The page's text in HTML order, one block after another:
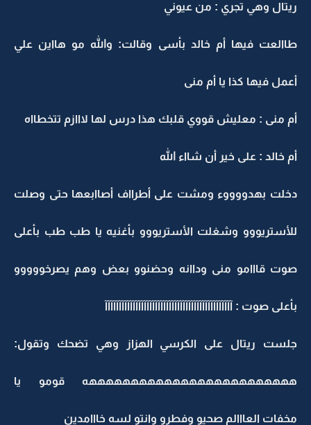
ريتال وهي تجري : من عيوني
طاالعت فيها أم خالد بأسى وقالت: والله مو هااين علي
أعمل فيها كذا يا أم منى
أم منى : معليش قووي قلبك هذا درس لها لااازم تتخطااه
أم خالد : على خير أن شااء الله
دخلت بهدووووء ومشت على أطرااف أصاابعها حتى وصلت
للأستريووو وشغلت الأستريووو بأغنيه يا طب طب بأعلى
صوت قااامو منى وداانه وحضنوو بعض وهم يصرخووووو
بأعلى صوت : آآآآآآآآآآآآآآآآآآآآآآآآآآآآآآآآآآآآآآآآآآآآآآ
جلست ريتال على الكرسي الهزاز وهي تضحك وتقول:
هههههههههههههههههههههههههه قومو يا
مخفات العااالم صحيو وفطرو وانتو لسه خااامدين